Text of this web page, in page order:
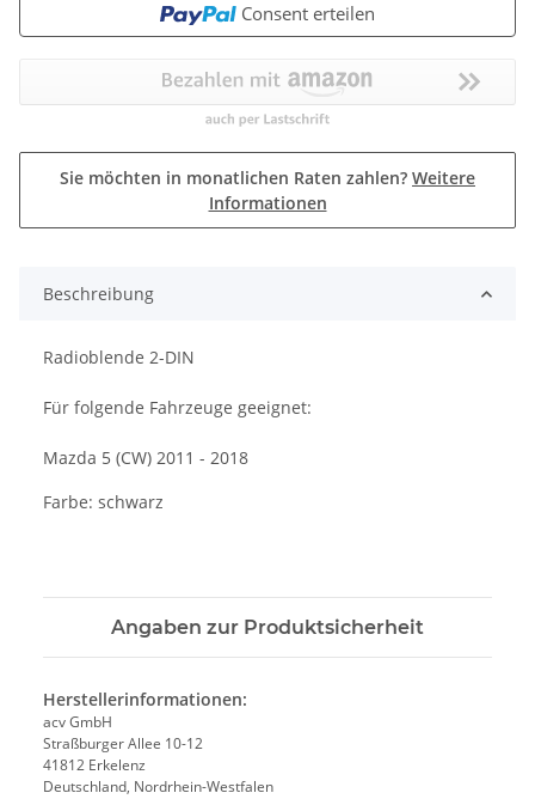
Consent erteilen
Sie möchten in monatlichen Raten zahlen? Weitere
Informationen
Beschreibung
Radioblende 2-DIN
Für folgende Fahrzeuge geeignet:
Mazda 5 (CW) 2011 - 2018
Farbe: schwarz
Angaben zur Produktsicherheit
Herstellerinformationen:
acv GmbH
Straßburger Allee 10-12
41812 Erkelenz
Deutschland, Nordrhein-Westfalen